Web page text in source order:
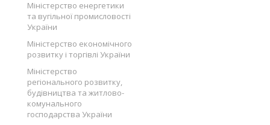
Міністерство енергетики
та вугільної промисловості
України
Міністерство економічного
розвитку і торгівлі України
Міністерство
регіонального розвитку,
будівництва та житлово-
комунального
господарства України